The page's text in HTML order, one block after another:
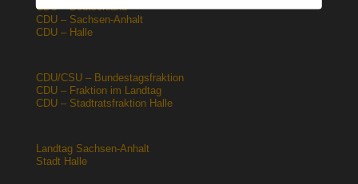
CDU – Deutschland
CDU – Sachsen-Anhalt
CDU – Halle
CDU/CSU – Bundestagsfraktion
CDU – Fraktion im Landtag
CDU – Stadtratsfraktion Halle
Landtag Sachsen-Anhalt
Stadt Halle